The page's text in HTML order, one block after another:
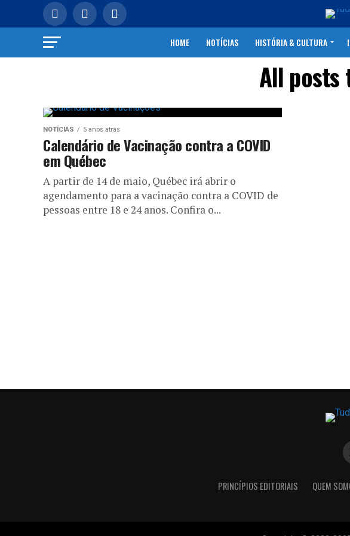
HOME NOTÍCIAS HISTÓRIA & CULTURA
All posts
NOTÍCIAS 5 anos atrás
Calendário de Vacinação contra a COVID
em Québec
A partir de 14 de maio, Québec irá abrir o
agendamento para a vacinação contra a COVID de
pessoas entre 18 e 24 anos. Confira o...
PRINCÍPIOS EDITORIAIS QUEM